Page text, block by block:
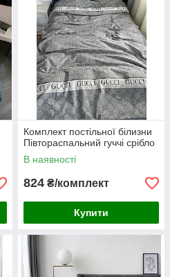
Комплект постільної білизни
Півтораспальний гуччі срібло
В наявності
824 ₴/комплект
Купити